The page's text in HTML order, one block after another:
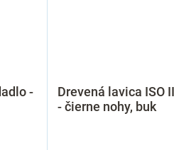
-
Drevená lavica ISO
- čierne nohy, buk